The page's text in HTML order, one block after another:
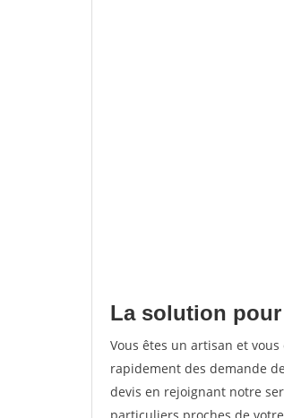
La solution
Vous êtes un artisan et
rapidement des demande
devis en rejoignant notre